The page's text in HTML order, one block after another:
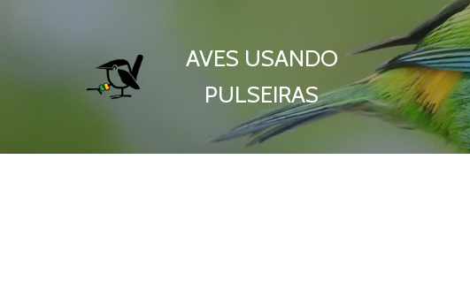
AVES USANDO
PULSEIRAS